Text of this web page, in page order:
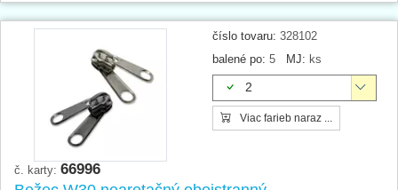
číslo tovaru: 328102
balené po: 5 MJ: ks
2
Viac farieb naraz ...
č. karty: 66996